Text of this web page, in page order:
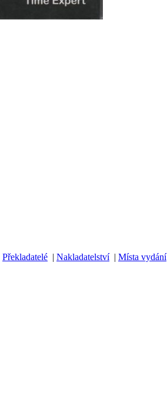
Překladatelé | Nakladatelství| Místa vydání